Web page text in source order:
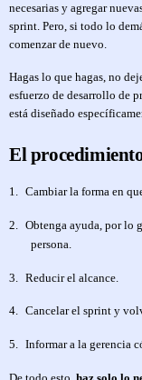
necesarias y agregar
sprint. Pero, si todo lo
comenzar de nuevo.
Hagas lo que hagas, no
esfuerzo de desarrollo de
está diseñado
El
1. Cambiar la forma en
2.
Obtenga ayuda, por lo
persona.
3. Reducir el alcance.
4. Cancelar el sprint y
5. Informar a la gerencia